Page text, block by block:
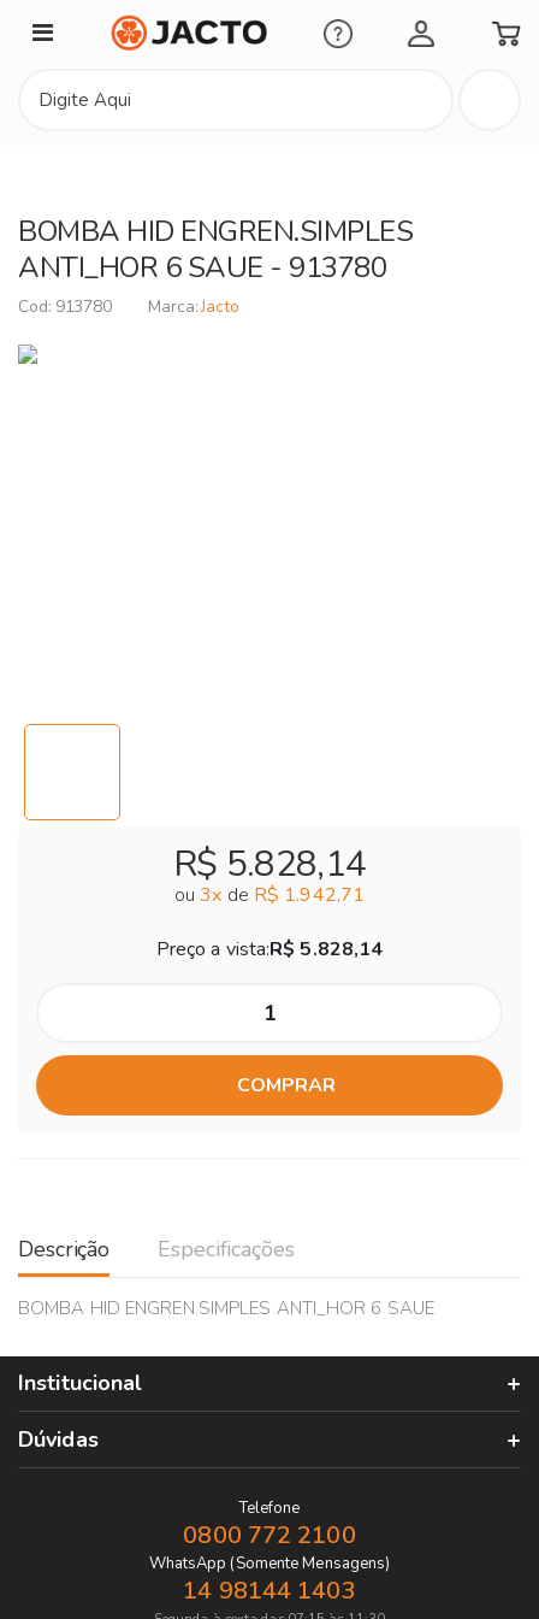
Minha Conta
BOMBA HID ENGREN.SIMPLES
ANTI_HOR 6 SAUE - 913780
913780 Jacto
R$ 5.828,14
ou3x de R$ 1.942,71
Preço a vista:R$ 5.828,14
COMPRAR
Descrição Especificações
BOMBA HID ENGREN.SIMPLES ANTI_HOR 6 SAUE
Institucional
Dúvidas
Telefone
0800 772 2100
WhatsApp (Somente Mensagens)
14 98144 1403